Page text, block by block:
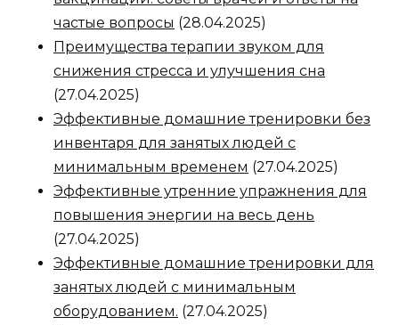
частые вопросы (28.04.2025)
Преимущества терапии звуком для
снижения стресса и улучшения сна
(27.04.2025)
Эффективные домашние тренировки без
инвентаря для занятых людей с
минимальным временем (27.04.2025)
Эффективные утренние упражнения для
повышения энергии на весь день
(27.04.2025)
Эффективные домашние тренировки для
занятых людей с минимальным
оборудованием. (27.04.2025)